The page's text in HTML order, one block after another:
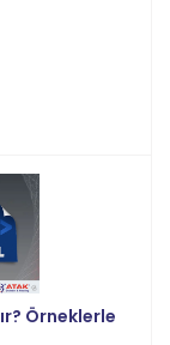
Örneklerle